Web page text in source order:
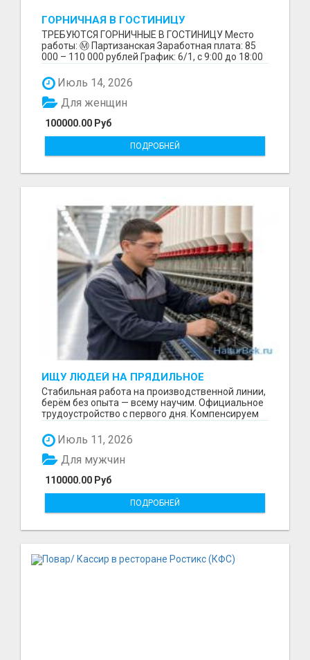
ГОРНИЧНАЯ В ГОСТИНИЦУ
ТРЕБУЮТСЯ ГОРНИЧНЫЕ В ГОСТИНИЦУ Место
работы: Ⓜ️ Партизанская Заработная плата: 85
000 – 110 000 рублей График: 6/1, с 9:00 до 18:00
Июль 14, 2026
100000.00 Руб
Для женщин
ПОДРОБНЕЙ
ИЩУ ЛЮДЕЙ НА ПРЯДИЛЬНОЕ
ПРОИЗВОДСТВО В ЖИЛИНО-2
(ЛЮБЕРЦЫ), ФАБРИКА «ПЕХОРСКИЙ
ТЕКСТИЛЬ»
Стабильная работа на производственной линии,
берём без опыта — всему научим. Официальное
трудоустройство с первого дня. Компенсируем
Июль 11, 2026
110000.00 Руб
Для мужчин
ПОДРОБНЕЙ